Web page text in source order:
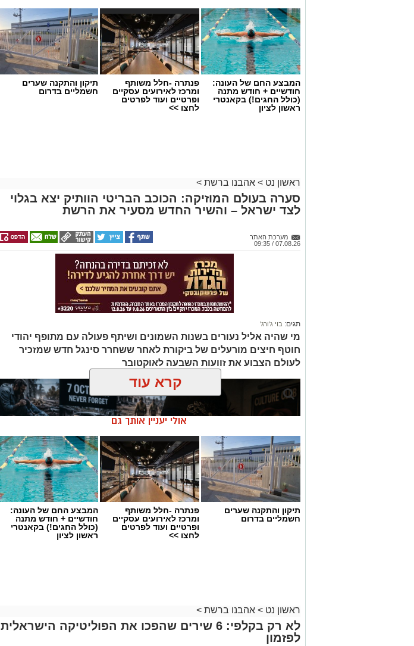
המבצע החם של העונה:
חודשיים + חודש מתנה
(כולל החגים!) בקאנטרי
ראשון לציון
פנתרה -חלל משותף
ומרכז לאירועים עסקיים
ופרטיים ועוד לפרטים
לחצו >>
תיקון והתקנה שערים
חשמליים בדרום
ראשון נט > אהבנו ברשת >
סערה בעולם המוזיקה: הכוכב הבריטי הוותיק יצא בגלוי
לצד ישראל – והשיר החדש מסעיר את הרשת
מערכת האתר
07.08.26 / 09:35
תגים: בוי ג'ורג'
מי שהיה אליל נעורים בשנות השמונים ושיתף פעולה עם מתופף יהודי
חוטף חיצים מורעלים של ביקורת לאחר ששחרר סינגל חדש שמזכיר
לעולם הצבוע את זוועות השבעה לאוקטובר
בוי ג'ורג' השיר החדש שתומך בישראל הקשיבו למילים וצפו
בקלפי הרשמי. הזמר הבריטי Boy George מעורר סערה
קרא עוד
אולי יעניין אותך גם
תיקון והתקנה שערים
חשמליים בדרום
פנתרה -חלל משותף
ומרכז לאירועים עסקיים
ופרטיים ועוד לפרטים
לחצו >>
המבצע החם של העונה:
חודשיים + חודש מתנה
(כולל החגים!) בקאנטרי
ראשון לציון
ראשון נט > אהבנו ברשת >
לא רק בקלפי: 6 שירים שהפכו את הפוליטיקה הישראלית
לפזמון